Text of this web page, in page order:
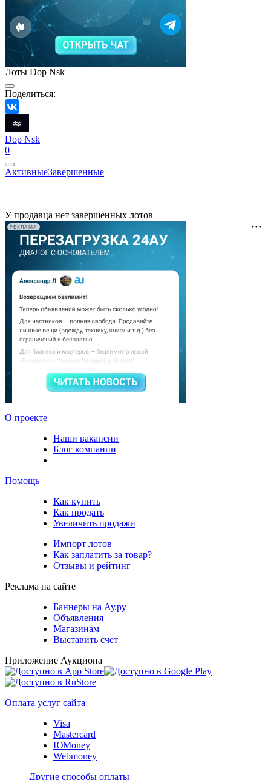
Лоты Dop Nsk
Поделиться:
Dop Nsk
0
АктивныеЗавершенные
У продавца нет завершенных лотов
РЕКЛАМА
О проекте
Наши вакансии
Блог компании
Помощь
Как купить
Как продать
Увеличить продажи
Импорт лотов
Как заплатить за товар?
Отзывы и рейтинг
Реклама на сайте
Баннеры на Ау.ру
Объявления
Магазинам
Выставить счет
Приложение Аукциона
Оплата услуг сайта
Visa
Mastercard
ЮMoney
Webmoney
Другие способы оплаты